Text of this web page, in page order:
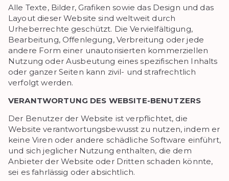
Alle Texte, Bilder, Grafiken sowie das Design und das
Layout dieser Website sind weltweit durch
Urheberrechte geschützt. Die Vervielfältigung,
Bearbeitung, Offenlegung, Verbreitung oder jede
andere Form einer unautorisierten kommerziellen
Nutzung oder Ausbeutung eines spezifischen Inhalts
oder ganzer Seiten kann zivil- und strafrechtlich
verfolgt werden.
VERANTWORTUNG DES WEBSITE-BENUTZERS
Der Benutzer der Website ist verpflichtet, die
Website verantwortungsbewusst zu nutzen, indem er
keine Viren oder andere schädliche Software einführt,
und sich jeglicher Nutzung enthalten, die dem
Anbieter der Website oder Dritten schaden könnte,
sei es fahrlässig oder absichtlich.